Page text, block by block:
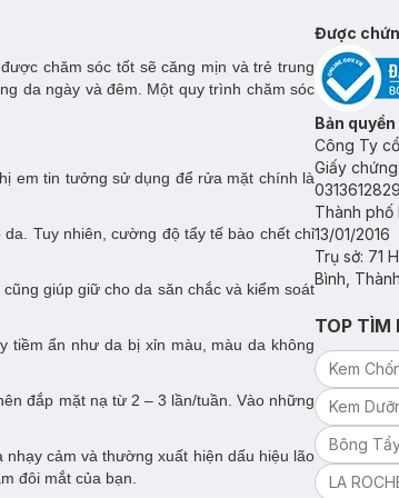
chăm sóc tốt sẽ căng mịn và trẻ trung
da ngày và đêm. Một quy trình chăm sóc
em tin tưởng sử dụng để rửa mặt chính là
Tuy nhiên, cường độ tẩy tế bào chết chỉ
giúp giữ cho da săn chắc và kiểm soát
tiềm ẩn như da bị xỉn màu, màu da không
đắp mặt nạ từ 2 – 3 lần/tuần. Vào những
cảm và thường xuất hiện dấu hiệu lão
đôi mắt của bạn.
Được
Bản
Công Ty
Giấy
Thành phố
13/01/2016
Trụ sở: 71
Bình,
TOP TÌM
Kem
Kem
Bông
LA